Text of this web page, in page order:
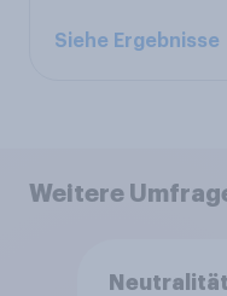
Siehe Ergebnisse
Weitere